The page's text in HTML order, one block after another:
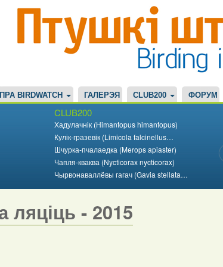
ПРА BIRDWATCH ГАЛЕРЭЯ CLUB200 ФОРУМ
CLUB200
Хадулачнік (Himantopus himantopus)
Кулік-гразевік (Limicola falcinellus…
Шчурка-пчалаедка (Merops apiaster)
Чапля-кваква (Nycticorax nycticorax)
Чырвонаваллёвы гагач (Gavia stellata…
ляціць - 2015